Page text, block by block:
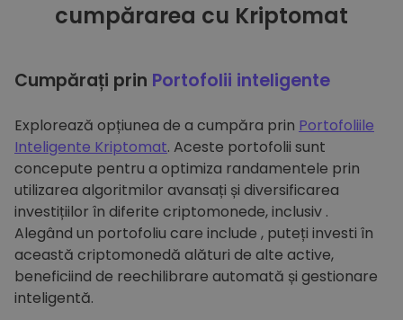
cumpărarea cu Kriptomat
Cumpărați prin Portofolii inteligente
Explorează opțiunea de a cumpăra prin Portofoliile
Inteligente Kriptomat. Aceste portofolii sunt
concepute pentru a optimiza randamentele prin
utilizarea algoritmilor avansați și diversificarea
investițiilor în diferite criptomonede, inclusiv .
Alegând un portofoliu care include , puteți investi în
această criptomonedă alături de alte active,
beneficiind de reechilibrare automată și gestionare
inteligentă.